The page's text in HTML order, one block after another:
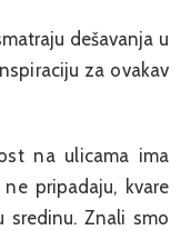
dešavanja u
za ovakav
na ulicama ima
pripadaju, kvare
sredinu. Znali smo